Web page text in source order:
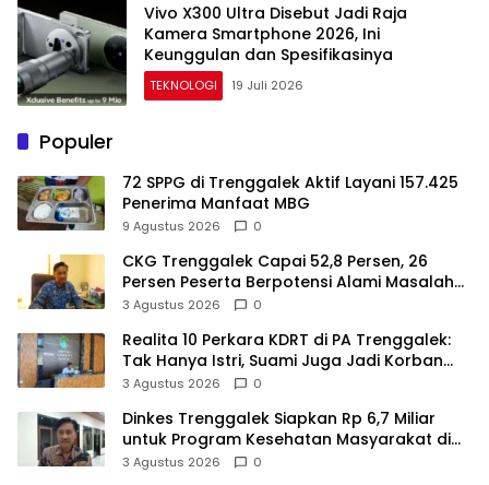
Vivo X300 Ultra Disebut Jadi Raja
Kamera Smartphone 2026, Ini
Keunggulan dan Spesifikasinya
TEKNOLOGI 19 Juli 2026
Populer
72 SPPG di Trenggalek Aktif Layani 157.425
Penerima Manfaat MBG
9 Agustus 2026 0
CKG Trenggalek Capai 52,8 Persen, 26
Persen Peserta Berpotensi Alami Masalah
Kejiwaan
3 Agustus 2026 0
Realita 10 Perkara KDRT di PA Trenggalek:
Tak Hanya Istri, Suami Juga Jadi Korban
Kekerasan
3 Agustus 2026 0
Dinkes Trenggalek Siapkan Rp 6,7 Miliar
untuk Program Kesehatan Masyarakat di
2027
3 Agustus 2026 0